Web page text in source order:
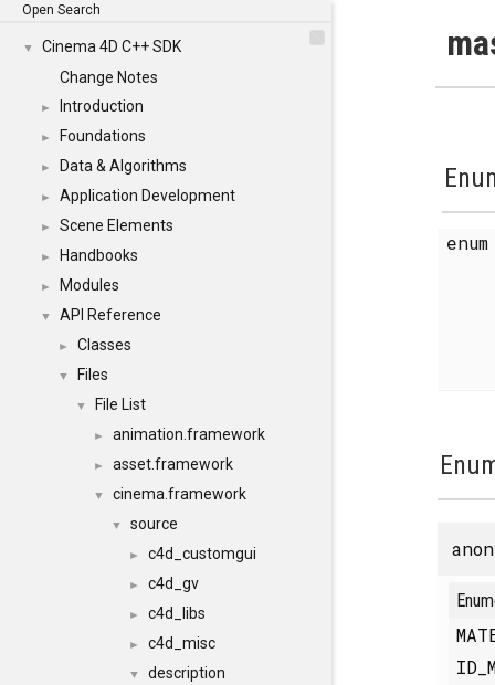
Open Search
▼
Cinema 4D C++ SDK
Change Notes
► Introduction
► Foundations
► Data & Algorithms
► Application Development
► Scene Elements
► Handbooks
► Modules
▼ API Reference
► Classes
▼ Files
▼ File List
► animation.framework
► asset.framework
▼ cinema.framework
▼ source
► c4d_customgui
► c4d_gv
► c4d_libs
► c4d_misc
▼
description